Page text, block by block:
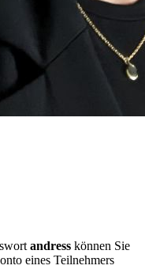
andress können Sie
eines Teilnehmers